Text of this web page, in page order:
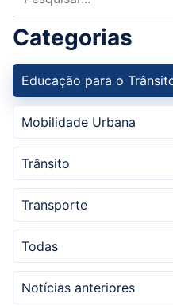
Categorias
Educação para o
Mobilidade Urbana
Trânsito
Transporte
Todas
Notícias anteriores